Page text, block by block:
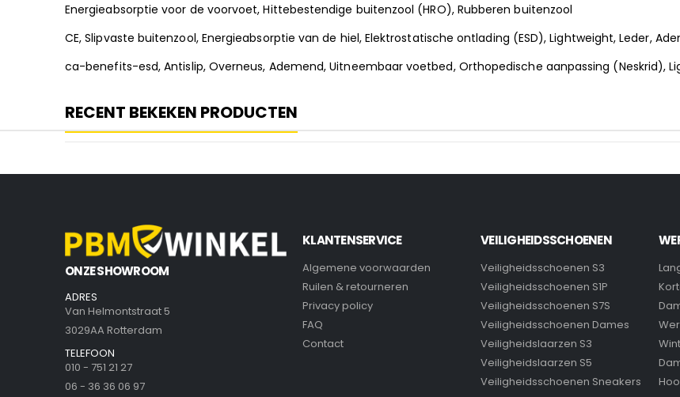
Energieabsorptie voor de voorvoet, Hittebestendige buitenzool (HRO), Rubberen buitenzool
CE, Slipvaste buitenzool, Energieabsorptie van de hiel, Elektrostatische ontlading (ESD), Lightweight, Leder,
ca-benefits-esd, Antislip, Overneus, Ademend, Uitneembaar voetbed, Orthopedische aanpassing (Neskrid),
RECENT BEKEKEN PRODUCTEN
ONZE SHOWROOM
ADRES
Van Helmontstraat 5
3029AA Rotterdam
TELEFOON
010 - 751 21 27
06 - 36 36 06 97
KLANTENSERVICE
Algemene voorwaarden
Ruilen & retourneren
Privacy policy
FAQ
Contact
VEILIGHEIDSSCHOENEN
Veiligheidsschoenen S3
Veiligheidsschoenen S1P
Veiligheidsschoenen S7S
Veiligheidsschoenen Dames
Veiligheidslaarzen S3
Veiligheidslaarzen S5
Veiligheidsschoenen Sneakers